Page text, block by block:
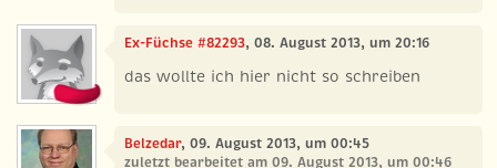
Ex-Füchse #82293, 08. August 2013, um 20:16
das wollte ich hier nicht so schreiben
Belzedar, 09. August 2013, um 00:45
zuletzt bearbeitet am 09. August 2013, um 00:46